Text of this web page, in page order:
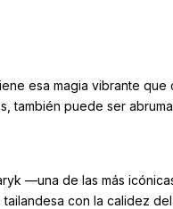
esa magia vibrante
también puede ser
—una de las más
con la calidez